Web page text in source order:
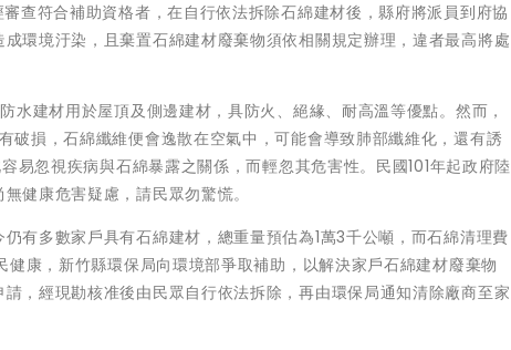
查符合補助資格者，在自行依法拆除石綿建材後，縣府將派員到府協
環境汙染，且棄置石綿建材廢棄物須依相關規定辦理，違者最高將處
建材用於屋頂及側邊建材，具防火、絕緣、耐高溫等優點。然而，
損，石綿纖維便會逸散在空氣中，可能會導致肺部纖維化，還有誘
忽視疾病與石綿暴露之關係，而輕忽其危害性。民國101年起政府陸
健康危害疑慮，請民眾勿驚慌。
有多數家戶具有石綿建材，總重量預估為1萬3千公噸，而石綿清理費
康，新竹縣環保局向環境部爭取補助，以解決家戶石綿建材廢棄物
，經現勘核准後由民眾自行依法拆除，再由環保局通知清除廠商至家